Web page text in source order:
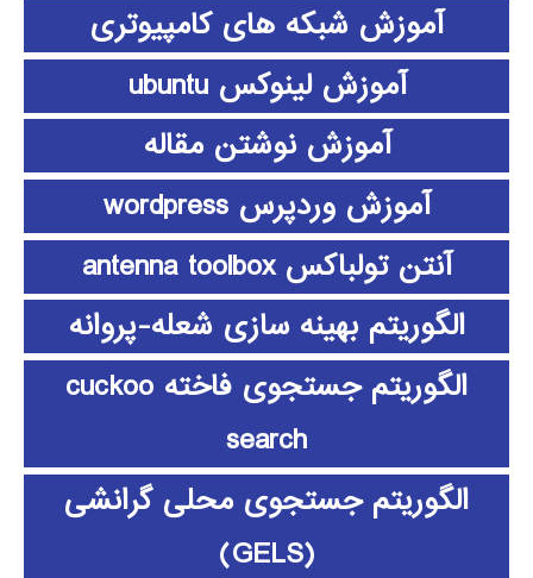
آموزش شبکه های کامپیوتری
آموزش لینوکس ubuntu
آموزش نوشتن مقاله
آموزش وردپرس wordpress
آنتن تولباکس antenna toolbox
الگوریتم بهینه سازی شعله-پروانه
الگوریتم جستجوی فاخته cuckoo
search
الگوریتم جستجوی محلی گرانشی
(GELS)